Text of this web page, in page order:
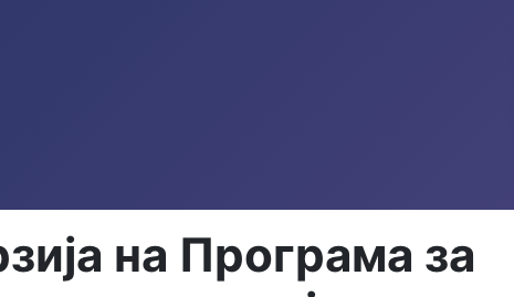
на Програма за